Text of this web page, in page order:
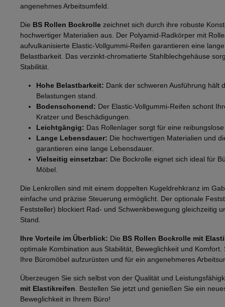
angenehmes Arbeitsumfeld.
Die BS Rollen Bockrolle zeichnet sich durch ihre robuste
hochwertiger Materialien aus. Der Polyamid-Radkörper mit
aufvulkanisierte Elastic-Vollgummi-Reifen garantieren eine
Belastbarkeit. Das verzinkt-chromatierte Stahlblechgehäuse
Stabilität.
Hohe Belastbarkeit: Dank der schweren Ausführung hält
Belastungen stand.
Bodenschonend: Der Elastic-Vollgummi-Reifen schont
Kratzer und Beschädigungen.
Leichtgängig: Das Rollenlager sorgt für eine
Lange Lebensdauer: Die hochwertigen Materialien und
garantieren eine lange Lebensdauer.
Vielseitig einsetzbar: Die Bockrolle eignet sich ideal für
Möbel.
Die Lenkrollen sind mit einem doppelten Kugeldrehkranz im
einfache und präzise Steuerung ermöglicht. Der optionale
Feststeller) blockiert Rad- und Schwenkbewegung gleichzeitig
Stand.
Ihre Vorteile im Überblick: Die BS Rollen Bockrolle mit
optimale Kombination aus Stabilität, Beweglichkeit und
Ihre Büromöbel aufzurüsten und für ein angenehmeres
Überzeugen Sie sich selbst von der Qualität und
mit Elastikreifen . Bestellen Sie jetzt und genießen Sie ein
Beweglichkeit in Ihrem Büro!